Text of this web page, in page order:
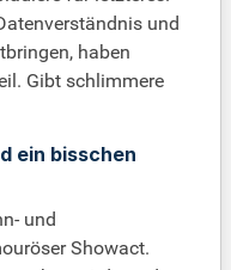
und
haben
Gibt schlimmere
ein bisschen
und
Showact.